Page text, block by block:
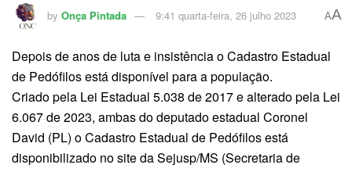
by Onça Pintada 9:41 quarta-feira, 26 julho 2023 AA
Depois de anos de luta e insistência o Cadastro Estadual
de Pedófilos está disponível para a população.
Criado pela Lei Estadual 5.038 de 2017 e alterado pela Lei
6.067 de 2023, ambas do deputado estadual Coronel
David (PL) o Cadastro Estadual de Pedófilos está
disponibilizado no site da Sejusp/MS (Secretaria de